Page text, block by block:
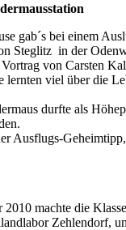
gab´s bei einem
Steglitz in der
von Carsten
lernten viel über die
durfte als
Ausflugs-
2010 machte die
Zehlendorf,